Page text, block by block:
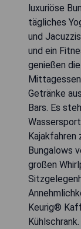
luxuriöse
tägliches
und
und ein
genießen
Getränke
Bars. Es
Kajakfahren
Bungalows
großen
Keurig®